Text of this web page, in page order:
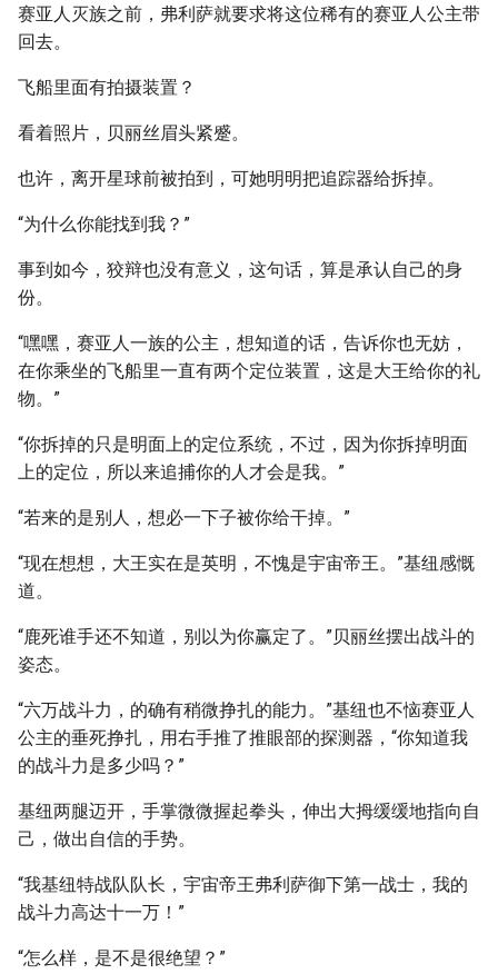
赛亚人灭族之前，弗利萨就要求将这位稀有的赛亚人公主带
回去。
飞船里面有拍摄装置？
看着照片，贝丽丝眉头紧蹙。
也许，离开星球前被拍到，可她明明把追踪器给拆掉。
“为什么你能找到我？”
事到如今，狡辩也没有意义，这句话，算是承认自己的身
份。
“嘿嘿，赛亚人一族的公主，想知道的话，告诉你也无妨，
在你乘坐的飞船里一直有两个定位装置，这是大王给你的礼
物。”
“你拆掉的只是明面上的定位系统，不过，因为你拆掉明面
上的定位，所以来追捕你的人才会是我。”
“若来的是别人，想必一下子被你给干掉。”
“现在想想，大王实在是英明，不愧是宇宙帝王。”基纽感慨
道。
“鹿死谁手还不知道，别以为你赢定了。”贝丽丝摆出战斗的
姿态。
“六万战斗力，的确有稍微挣扎的能力。”基纽也不恼赛亚人
公主的垂死挣扎，用右手推了推眼部的探测器，“你知道我
的战斗力是多少吗？”
基纽两腿迈开，手掌微微握起拳头，伸出大拇缓缓地指向自
己，做出自信的手势。
“我基纽特战队队长，宇宙帝王弗利萨御下第一战士，我的
战斗力高达十一万！”
“怎么样，是不是很绝望？”